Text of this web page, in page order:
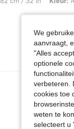
Meer
We
aanvraagt,
"Alles
optionele
verbeteren.
cookies toe
weten te
selecteert u